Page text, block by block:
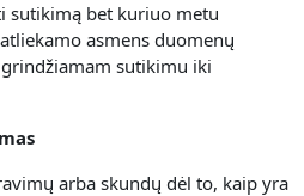
sutikimą bet kuriuo metu
asmens duomenų
sutikimu iki
arba skundų dėl to, kaip yra